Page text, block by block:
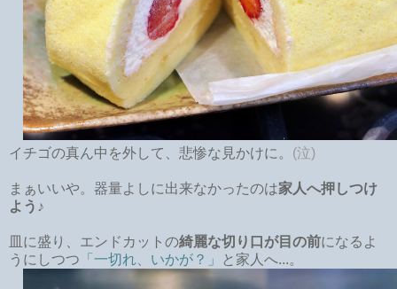
イチゴの真ん中を外して、悲惨な見かけに。 (泣)
まぁいいや。器量よしに出来なかったのは家人へ押しつけ
よう ♪
皿に盛り、エンドカットの綺麗な切り口が目の前になるよ
うにしつつ 「一切れ、いかが？」 と家人へ...。